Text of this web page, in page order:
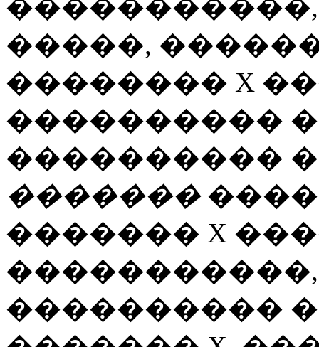
�����,
�������� X
����������
����������
�������
������� X
����������